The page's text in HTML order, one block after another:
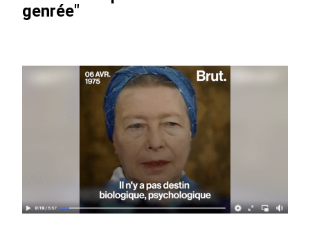
genrée"
Notre